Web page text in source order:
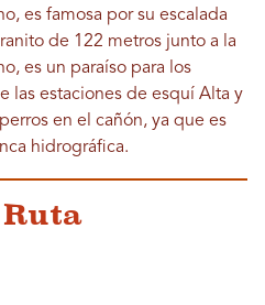
es famosa por su escalada
de 122 metros junto a la
es un paraíso para los
las estaciones de esquí Alta y
en el cañón, ya que es
hidrográfica.